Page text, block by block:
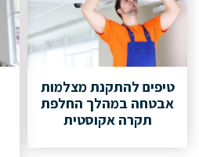
טיפים להתקנת מצלמות
אבטחה במהלך החלפת
תקרה אקוסטית